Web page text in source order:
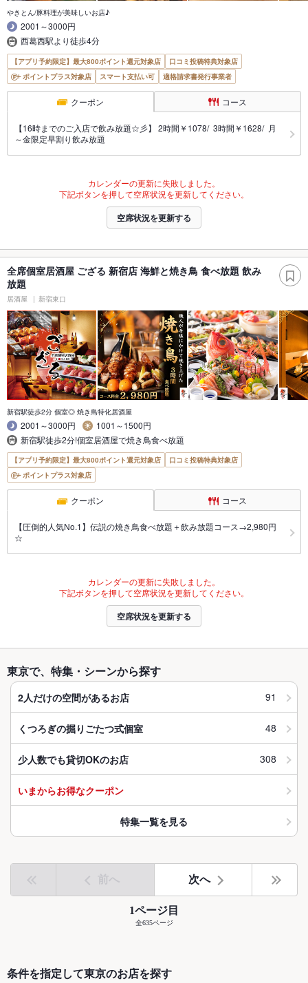
やきとん/豚料理が美味しいお店♪
2001～3000円
西葛西駅より徒歩4分
【アプリ予約限定】最大800ポイント還元対象店
口コミ投稿特典対象店
ポイントプラス対象店
スマート支払い可 適格請求書発行事業者
クーポン コース
【16時までのご入店で飲み放題☆彡】 2時間￥1078/ 3時間￥1628/ 月
～金限定早割り飲み放題
カレンダーの更新に失敗しました。
下記ボタンを押して空席状況を更新してください。
空席状況を更新する
全席個室居酒屋 ござる 新宿店 海鮮と焼き鳥 食べ放題 飲み
放題
居酒屋 新宿東口
新宿駅徒歩2分 個室◎ 焼き鳥特化居酒屋
2001～3000円
1001～1500円
新宿駅徒歩2分!個室居酒屋で焼き鳥食べ放題
【アプリ予約限定】最大800ポイント還元対象店
口コミ投稿特典対象店
ポイントプラス対象店
クーポン コース
【圧倒的人気No.1】伝説の焼き鳥食べ放題＋飲み放題コース→2,980円
☆
カレンダーの更新に失敗しました。
下記ボタンを押して空席状況を更新してください。
空席状況を更新する
東京で、特集・シーンから探す
2人だけの空間があるお店 91
くつろぎの掘りごたつ式個室 48
少人数でも貸切OKのお店 308
いまからお得なクーポン
特集一覧を見る
前へ 次へ
1ページ目
全635ページ
条件を指定して東京のお店を探す